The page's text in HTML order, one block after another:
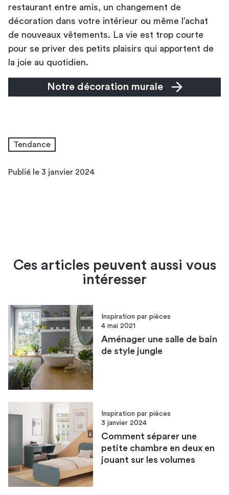
restaurant entre amis, un changement de
décoration dans votre intérieur ou même l’achat
de nouveaux vêtements. La vie est trop courte
pour se priver des petits plaisirs qui apportent de
la joie au quotidien.
Notre décoration murale
Tendance
Publié le 3 janvier 2024
Ces articles peuvent aussi vous
intéresser
Inspiration par pièces
4 mai 2021
Aménager une salle de bain
de style jungle
Inspiration par pièces
3 janvier 2024
Comment séparer une
petite chambre en deux en
jouant sur les volumes